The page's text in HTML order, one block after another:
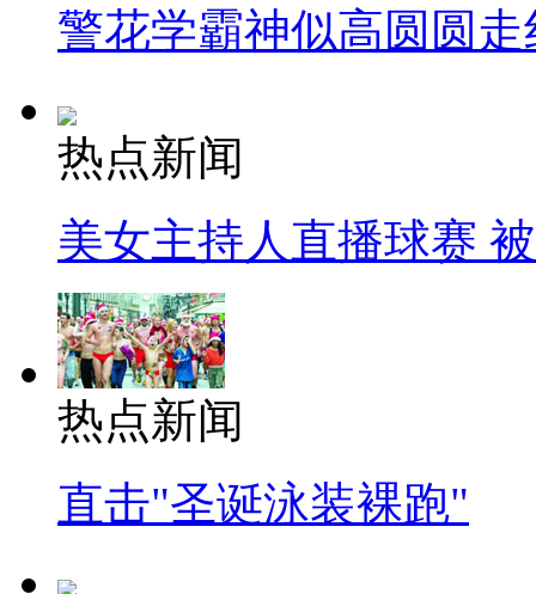
警花学霸神似高圆圆走
热点新闻
美女主持人直播球赛
热点新闻
直击"圣诞泳装裸跑"